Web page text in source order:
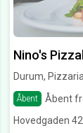
Nino's
Durum,
Åbent Åbent
Hovedgaden